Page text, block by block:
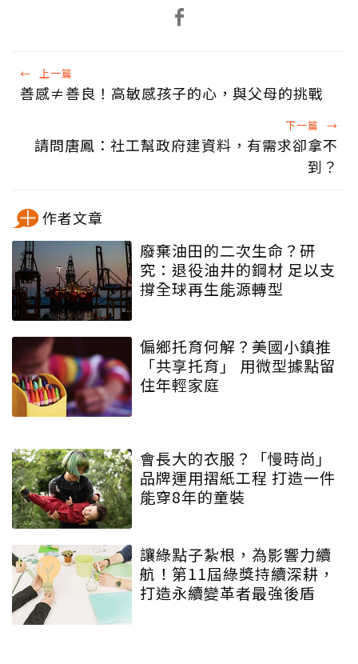
← 上一篇
善感≠善良！高敏感孩子的心，與父母的挑戰
下一篇 →
請問唐鳳：社工幫政府建資料，有需求卻拿不
到？
作者文章
廢棄油田的二次生命？研
究：退役油井的鋼材 足以支
撐全球再生能源轉型
偏鄉托育何解？美國小鎮推
「共享托育」 用微型據點留
住年輕家庭
會長大的衣服？「慢時尚」
品牌運用摺紙工程 打造一件
能穿8年的童裝
讓綠點子紮根，為影響力續
航！第11屆綠獎持續深耕，
打造永續變革者最強後盾